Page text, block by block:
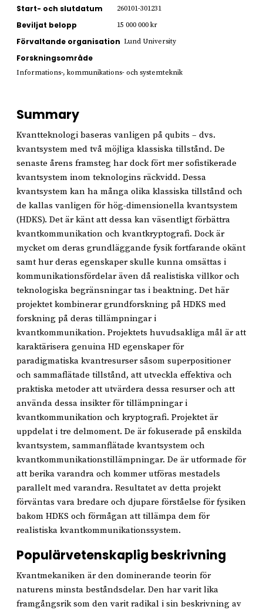
Start- och slutdatum 260101-301231
Beviljat belopp 15 000 000 kr
Förvaltande organisation Lund University
Forskningsområde
Informations-, kommunikations- och systemteknik
Summary
Kvantteknologi baseras vanligen på qubits – dvs.
kvantsystem med två möjliga klassiska tillstånd. De
senaste årens framsteg har dock fört mer sofistikerade
kvantsystem inom teknologins räckvidd. Dessa
kvantsystem kan ha många olika klassiska tillstånd och
de kallas vanligen för hög-dimensionella kvantsystem
(HDKS). Det är känt att dessa kan väsentligt förbättra
kvantkommunikation och kvantkryptografi. Dock är
mycket om deras grundläggande fysik fortfarande okänt
samt hur deras egenskaper skulle kunna omsättas i
kommunikationsfördelar även då realistiska villkor och
teknologiska begränsningar tas i beaktning. Det här
projektet kombinerar grundforskning på HDKS med
forskning på deras tillämpningar i
kvantkommunikation. Projektets huvudsakliga mål är att
karaktärisera genuina HD egenskaper för
paradigmatiska kvantresurser såsom superpositioner
och sammaflätade tillstånd, att utveckla effektiva och
praktiska metoder att utvärdera dessa resurser och att
använda dessa insikter för tillämpningar i
kvantkommunikation och kryptografi. Projektet är
uppdelat i tre delmoment. De är fokuserade på enskilda
kvantsystem, sammanflätade kvantsystem och
kvantkommunikationstillämpningar. De är utformade för
att berika varandra och kommer utföras mestadels
parallelt med varandra. Resultatet av detta projekt
förväntas vara bredare och djupare förståelse för fysiken
bakom HDKS och förmågan att tillämpa dem för
realistiska kvantkommunikationssystem.
Populärvetenskaplig beskrivning
Kvantmekaniken är den dominerande teorin för
naturens minsta beståndsdelar. Den har varit lika
framgångsrik som den varit radikal i sin beskrivning av